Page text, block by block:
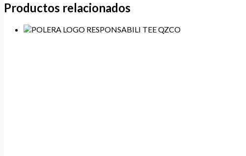
Productos relacionados